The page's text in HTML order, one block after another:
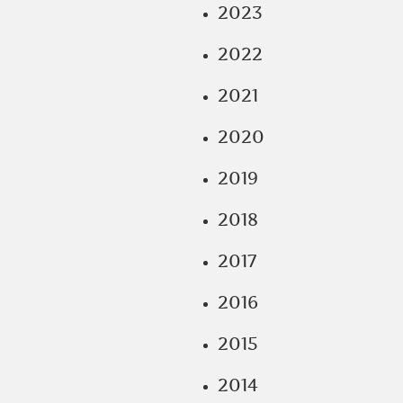
2023
2022
2021
2020
2019
2018
2017
2016
2015
2014